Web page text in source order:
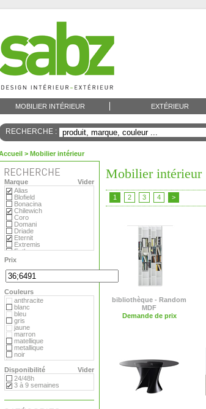
MOBILIER INTÉRIEUR EXTÉRIEUR
RECHERCHE :
> Mobilier intérieur
Vider
Marque
Alias
Blofield
Bonacina
Chilewich
Coro
Domani
Driade
Eternit
Extremis
Fatboy
Flora
Foscarini
Gandia Blasco
Hay
MDF
Magis
Marimekko
Matière Grise
Moroso
Paola Lenti
Plank
Pop Corn
Roda
Serralunga
Tribu
Vange
Versus
Viteo
Prix
Couleurs
anthracite
blanc
bleu
gris
jaune
marron
matellique
metallique
noir
orange
rouge
transparent
vert
Vider
Disponibilité
24/48h
3 à 9 semaines
Mobilier intérieur
1 2 3 4 >
bibliothèque - Random
MDF
Demande de prix